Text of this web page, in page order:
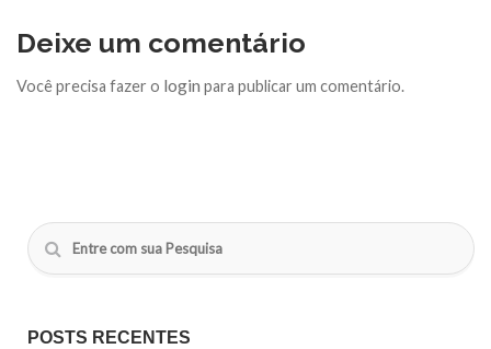
Deixe um comentário
Você precisa fazer o login para publicar um comentário.
POSTS RECENTES